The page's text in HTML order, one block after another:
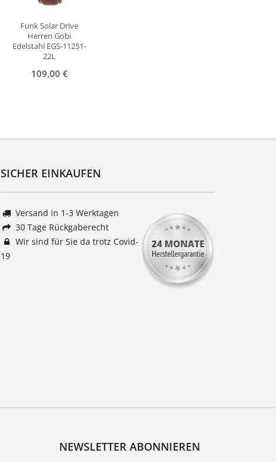
Funk Solar Drive
Herren Gobi
Edelstahl EGS-11251-
22L
109,00 €
SICHER EINKAUFEN
Versand in 1-3 Werktagen
30 Tage Rückgaberecht
Wir sind für Sie da trotz Covid-
19
NEWSLETTER ABONNIEREN